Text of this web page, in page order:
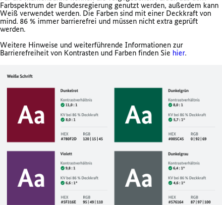
Farbspektrum der Bundesregierung genutzt werden, außerdem kann
Weiß verwendet werden. Die Farben sind mit einer Deckkraft von
mind. 86 % immer barrierefrei und müssen nicht extra geprüft
werden.
Weitere Hinweise und weiterführende Informationen zur
Barrierefreiheit von Kontrasten und Farben finden Sie hier.